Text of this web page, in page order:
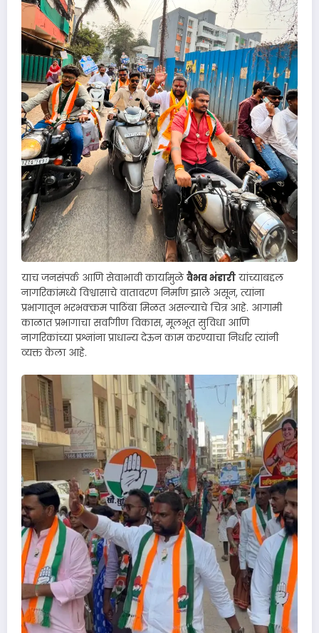
याच जनसंपर्क आणि सेवाभावी कार्यामुळेवैभव भंडारी यांच्याबद्दल
नागरिकांमध्ये विश्वासाचे वातावरण निर्माण झाले असून, त्यांना
प्रभागातून भरभक्कम पाठिंबा मिळत असल्याचे चित्र आहे. आगामी
काळात प्रभागाचा सर्वांगीण विकास, मूलभूत सुविधा आणि
नागरिकांच्या प्रश्नांना प्राधान्य देऊन काम करण्याचा निर्धार त्यांनी
व्यक्त केला आहे.